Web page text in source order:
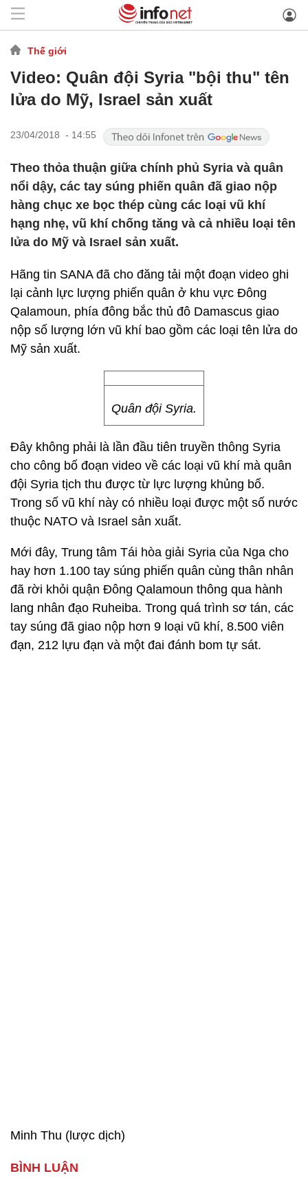
Thế giới
Video: Quân đội Syria "bội thu" tên
lửa do Mỹ, Israel sản xuất
23/04/2018 - 14:55
Theo thỏa thuận giữa chính phủ Syria và quân
nổi dậy, các tay súng phiến quân đã giao nộp
hàng chục xe bọc thép cùng các loại vũ khí
hạng nhẹ, vũ khí chống tăng và cả nhiều loại tên
lửa do Mỹ và Israel sản xuất.
Hãng tin SANA đã cho đăng tải một đoạn video ghi
lại cảnh lực lượng phiến quân ở khu vực Đông
Qalamoun, phía đông bắc thủ đô Damascus giao
nộp số lượng lớn vũ khí bao gồm các loại tên lửa do
Mỹ sản xuất.
Quân đội Syria.
Đây không phải là lần đầu tiên truyền thông Syria
cho công bố đoạn video về các loại vũ khí mà quân
đội Syria tịch thu được từ lực lượng khủng bố.
Trong số vũ khí này có nhiều loại được một số nước
thuộc NATO và Israel sản xuất.
Mới đây, Trung tâm Tái hòa giải Syria của Nga cho
hay hơn 1.100 tay súng phiến quân cùng thân nhân
đã rời khỏi quận Đông Qalamoun thông qua hành
lang nhân đạo Ruheiba. Trong quá trình sơ tán, các
tay súng đã giao nộp hơn 9 loại vũ khí, 8.500 viên
đạn, 212 lựu đạn và một đai đánh bom tự sát.
Minh Thu (lược dịch)